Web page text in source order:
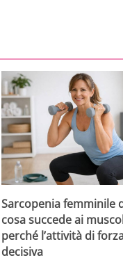
Sarcopenia femminile
cosa succede ai
perché l’attività di
decisiva